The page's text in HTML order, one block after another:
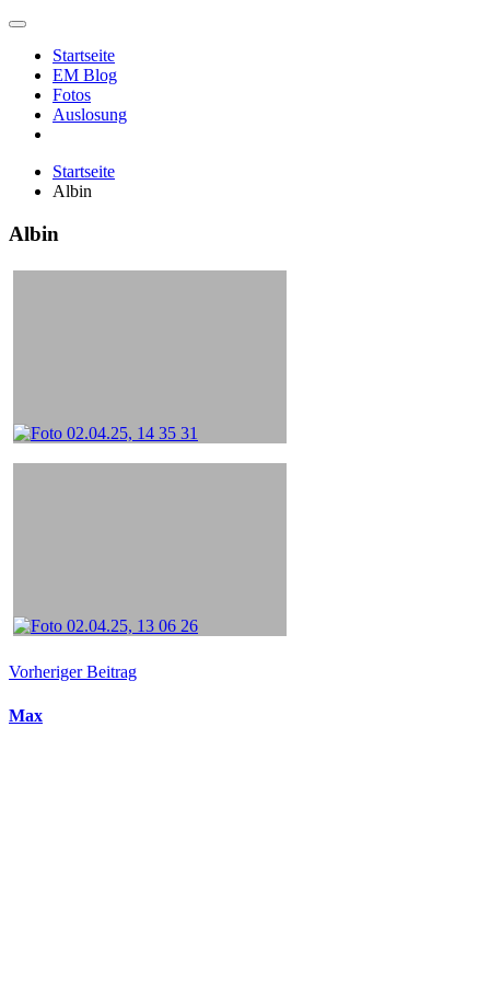
Zum
springenStartseite
EM Blog
Fotos
Auslosung
Startseite
Albin
Albin
Vorheriger Beitrag
Max